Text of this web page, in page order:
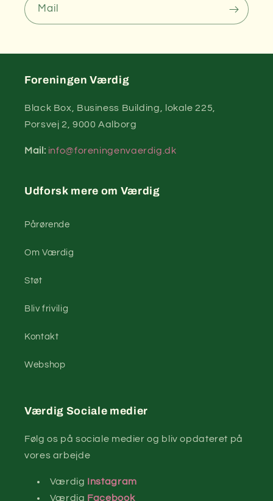
Mail
Foreningen Værdig
Black Box, Business Building, lokale 225,
Porsvej 2, 9000 Aalborg
Mail: info@foreningenvaerdig.dk
Udforsk mere om Værdig
Pårørende
Om Værdig
Støt
Bliv frivilig
Kontakt
Webshop
Værdig Sociale medier
Følg os på sociale medier og bliv opdateret på
vores arbejde
Værdig Instagram
Værdig Facebook